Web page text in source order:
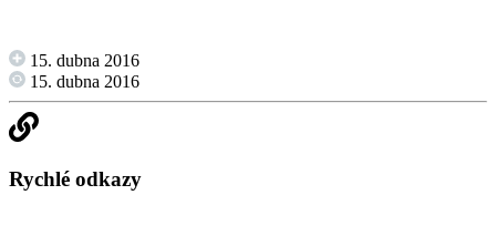
15. dubna 2016
15. dubna 2016
Rychlé odkazy